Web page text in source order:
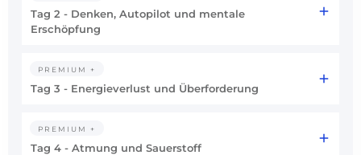
Tag 2 - Denken, Autopilot und mentale
Erschöpfung
PREMIUM +
Tag 3 - Energieverlust und Überforderung
PREMIUM +
Tag 4 - Atmung und Sauerstoff